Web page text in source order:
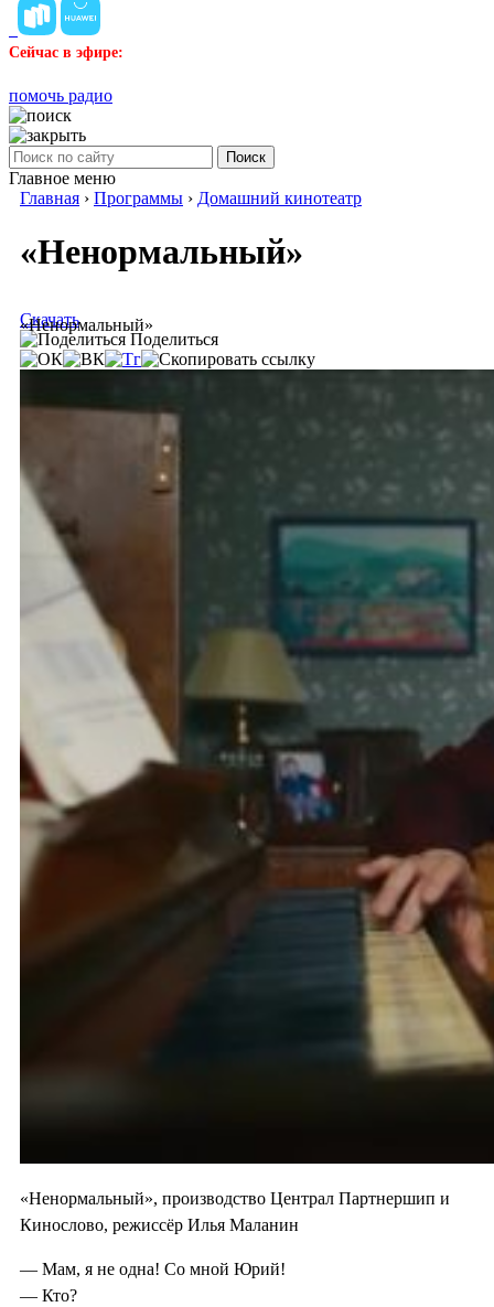
Сейчас в эфире:
помочь радио
Поиск
Главное меню
Главная › Программы › Домашний кинотеатр
«Ненормальный»
«Ненормальный»
Скачать
Поделиться
«Ненормальный», производство Централ Партнершип и
Кинослово, режиссёр Илья Маланин
— Мам, я не одна! Со мной Юрий!
— Кто?